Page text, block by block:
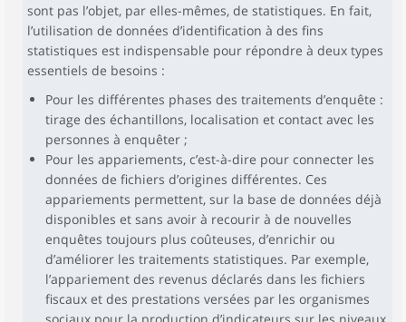
sont pas l’objet, par elles-mêmes, de statistiques. En fait,
l’utilisation de données d’identification à des fins
statistiques est indispensable pour répondre à deux types
essentiels de besoins :
Pour les différentes phases des traitements d’enquête :
tirage des échantillons, localisation et contact avec les
personnes à enquêter ;
Pour les appariements, c’est-à-dire pour connecter les
données de fichiers d’origines différentes. Ces
appariements permettent, sur la base de données déjà
disponibles et sans avoir à recourir à de nouvelles
enquêtes toujours plus coûteuses, d’enrichir ou
d’améliorer les traitements statistiques. Par exemple,
l’appariement des revenus déclarés dans les fichiers
fiscaux et des prestations versées par les organismes